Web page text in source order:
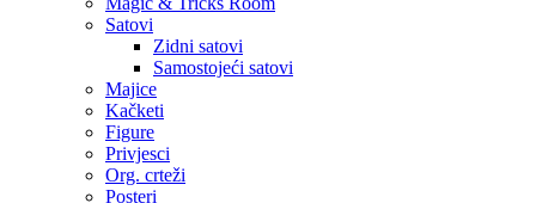
Satovi
Zidni satovi
Samostojeći satovi
Majice
Kačketi
Figure
Privjesci
Org. crteži
Posteri